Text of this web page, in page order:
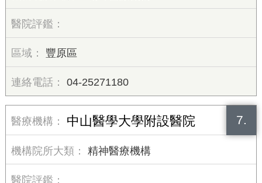
豐原區
04-25271180
7.
中山醫學大學附設醫院
精神醫療機構